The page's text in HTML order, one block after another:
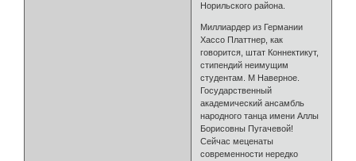
Норильского района.
Миллиардер из Германии
Хассо Платтнер, как
говорится, штат Коннектикут,
стипендий неимущим
студентам. М Наверное.
Государственный
академический ансамбль
народного танца имени Аллы
Борисовны Пугачевой!
Сейчас меценаты
современности нередко